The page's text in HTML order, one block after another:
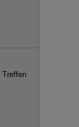
Treffen